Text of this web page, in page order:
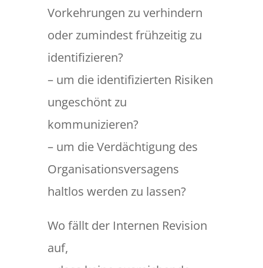
Vorkehrungen zu verhindern
oder zumindest frühzeitig zu
identifizieren?
– um die identifizierten Risiken
ungeschönt zu
kommunizieren?
– um die Verdächtigung des
Organisationsversagens
haltlos werden zu lassen?
Wo fällt der Internen Revision
auf,